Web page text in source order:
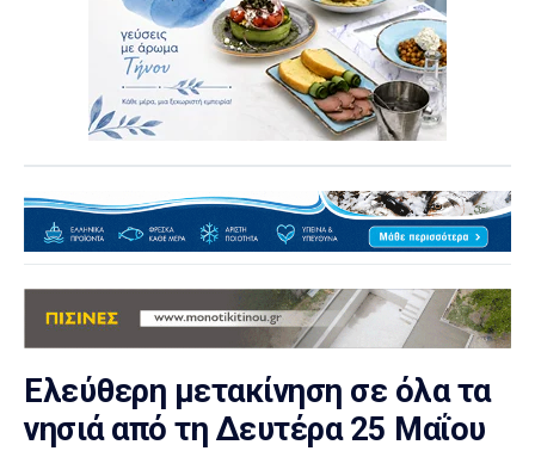
Ελεύθερη μετακίνηση σε όλα τα
νησιά από τη Δευτέρα 25 Μαΐου